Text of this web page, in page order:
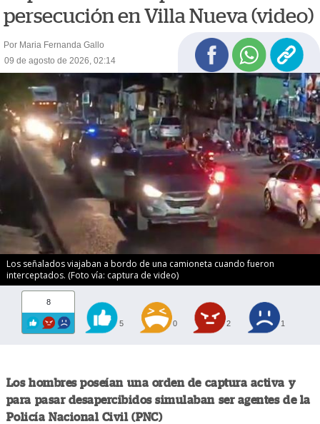
persecución en Villa Nueva (video)
Por Maria Fernanda Gallo
09 de agosto de 2026, 02:14
Los señalados viajaban a bordo de una camioneta cuando fueron
interceptados. (Foto vía: captura de video)
8
5 0 2 1
Los hombres poseían una orden de captura activa y
para pasar desapercibidos simulaban ser agentes de la
Policía Nacional Civil (PNC)